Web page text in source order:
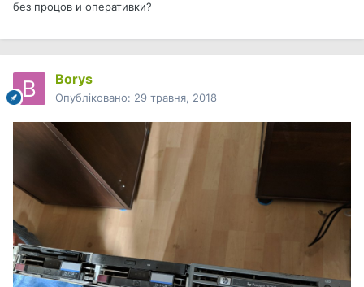
без процов и оперативки?
Borys
Опубліковано: 29 травня, 2018